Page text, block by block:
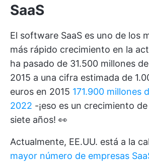
SaaS
El software SaaS es uno de los
más rápido crecimiento en la
ha pasado de 31.500 millones
2015 a una cifra estimada de
euros en 2015 171.900 millones
2022 -¡eso es un crecimiento
siete años! 👀
Actualmente, EE.UU. está a la
mayor número de empresas